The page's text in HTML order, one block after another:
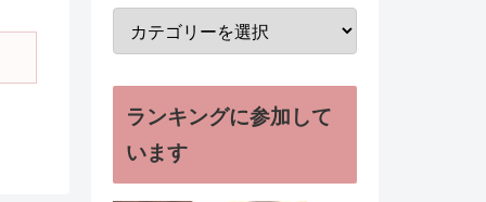
ランキングに参加して
います